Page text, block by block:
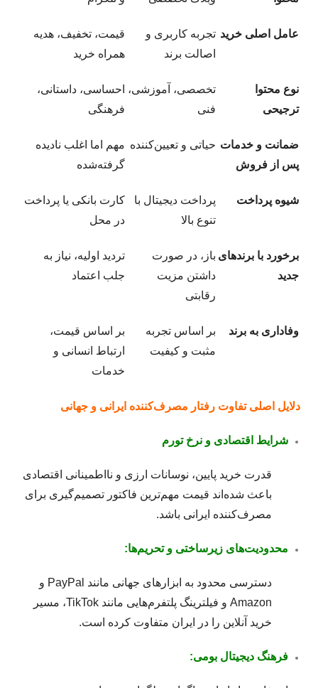
عامل اصلی خرید تجربه کاربری و
اصالت برند
قیمت، تخفیف، هدیه
همراه خرید
نوع محتوا
ترجیحی
تخصصی، آموزشی،
فنی
احساسی، داستانی،
فرهنگی
ضمانت و خدمات
پس از فروش
حیاتی و تعیین‌کننده مهم اما اغلب نادیده
گرفته‌شده
شیوه پرداخت
پرداخت دیجیتال با
تنوع بالا
کارت بانکی یا پرداخت
در محل
برخورد با برندهای
جدید
باز، در صورت
داشتن مزیت
رقابتی
تردید اولیه، نیاز به
جلب اعتماد
وفاداری به برند
بر اساس تجربه
مثبت و کیفیت
بر اساس قیمت،
ارتباط انسانی و
خدمات
دلایل اصلی تفاوت رفتار مصرف‌کننده ایرانی و جهانی
شرایط اقتصادی و نرخ تورم
قدرت خرید پایین، نوسانات ارزی و نااطمینانی اقتصادی
باعث شده‌اند قیمت مهم‌ترین فاکتور تصمیم‌گیری برای
مصرف‌کننده ایرانی باشد.
محدودیت‌های زیرساختی و تحریم‌ها:
دسترسی محدود به ابزارهای جهانی مانند PayPal و
Amazon و فیلترینگ پلتفرم‌هایی مانند TikTok، مسیر
خرید آنلاین را در ایران متفاوت کرده است.
فرهنگ دیجیتال بومی: